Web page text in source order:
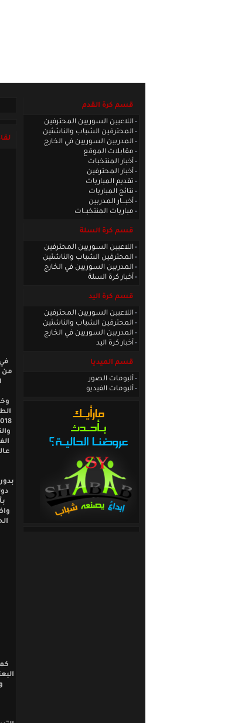
قسم كرة القدم
اللاعبين السوريين المحترفين
المحترفين الشباب والناشئين
المدربين السوريين في الخارج
مقابلات الموقع
أخبار المنتخبات
أخبار المحترفين
تقديم المباريات
نتائج المباريات
أخبـــار المدربين
مباريات المنتخبــات
قسم كرة السلة
اللاعبين السوريين المحترفين
المحترفين الشباب والناشئين
المدربين السوريين في الخارج
أخبار كرة السلة
قسم كرة اليد
اللاعبين السوريين المحترفين
المحترفين الشباب والناشئين
المدربين السوريين في الخارج
أخبار كرة اليد
قسم الميديا
ألبومات الصور
ألبومات الفيديو
من